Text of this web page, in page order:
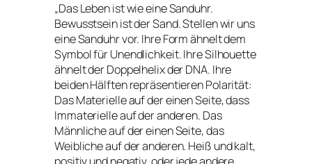
„Das Leben ist wie eine Sanduhr.
Bewusstsein ist der Sand. Stellen wir uns
eine Sanduhr vor. Ihre Form ähnelt dem
Symbol für Unendlichkeit. Ihre Silhouette
ähnelt der Doppelhelix der DNA. Ihre
beiden Hälften repräsentieren Polarität:
Das Materielle auf der einen Seite, dass
Immaterielle auf der anderen. Das
Männliche auf der einen Seite, das
Weibliche auf der anderen. Heiß und kalt,